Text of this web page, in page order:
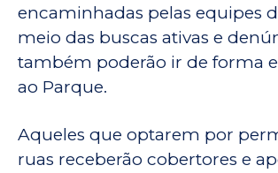
encaminhadas pelas equipes
meio das buscas ativas e
também poderão ir de forma
ao Parque.
Aqueles que optarem por
ruas receberão cobertores e